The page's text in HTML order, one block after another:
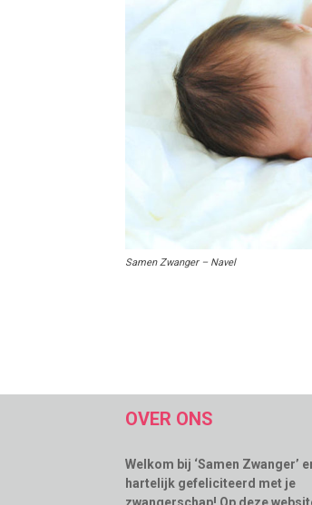
Samen Zwanger – Navel
OVER ONS
Welkom bij ‘Samen Zwanger’
hartelijk gefeliciteerd met je